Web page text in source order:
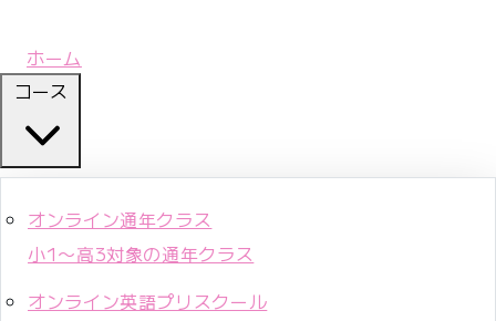
ホーム
コース
オンライン通年クラス
小1〜高3対象の通年クラス
オンライン英語プリスクール